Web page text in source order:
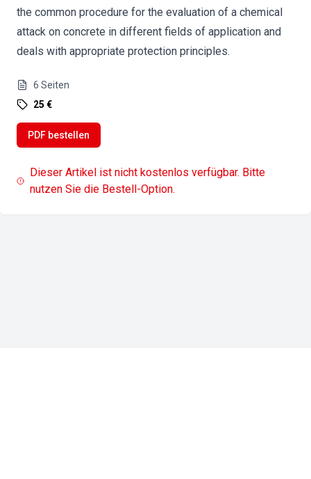
the common procedure for the evaluation of a chemical
attack on concrete in different fields of application and
deals with appropriate protection principles.
6 Seiten
25 €
PDF bestellen
Dieser Artikel ist nicht kostenlos verfügbar. Bitte
nutzen Sie die Bestell-Option.